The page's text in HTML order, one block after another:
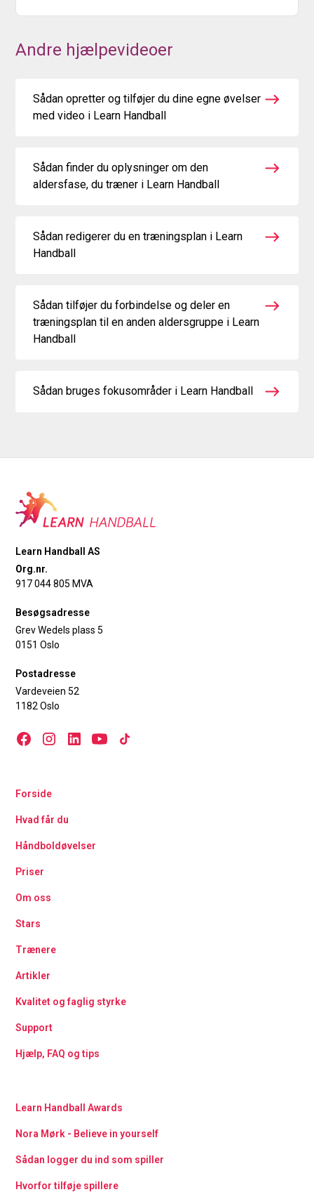
Andre hjælpevideoer
Sådan opretter og tilføjer du dine egne øvelser
med video i Learn Handball
Sådan finder du oplysninger om den
aldersfase, du træner i Learn Handball
Sådan redigerer du en træningsplan i Learn
Handball
Sådan tilføjer du forbindelse og deler en
træningsplan til en anden aldersgruppe i Learn
Handball
Sådan bruges fokusområder i Learn Handball
Learn Handball AS
Org.nr.
917 044 805 MVA
Besøgsadresse
Grev Wedels plass 5
0151 Oslo
Postadresse
Vardeveien 52
1182 Oslo
Forside
Hvad får du
Håndboldøvelser
Priser
Om oss
Stars
Trænere
Artikler
Kvalitet og faglig styrke
Support
Hjælp, FAQ og tips
Learn Handball Awards
Nora Mørk - Believe in yourself
Sådan logger du ind som spiller
Hvorfor tilføje spillere